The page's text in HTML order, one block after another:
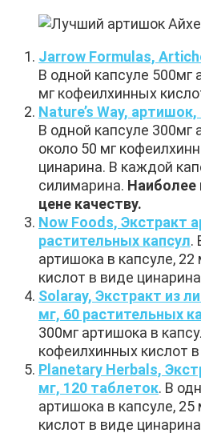
Jarrow Formulas,
В одной капсуле 500мг
мг кофеилхинных
Nature’s Way,
В одной капсуле 300мг
около 50 мг
цинарина. В каждой
силимарина. Наиболее
цене качеству.
Now Foods, Экстракт
растительных капсул.
артишока в капсуле,
кислот в виде
Solaray, Экстракт из
мг, 60 растительных
300мг артишока в
кофеилхинных кислот
Planetary Herbals,
мг, 120 таблеток. В
артишока в капсуле,
кислот в виде